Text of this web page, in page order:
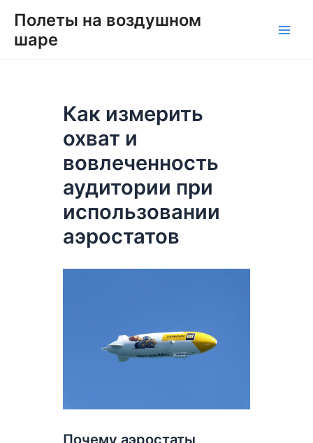
содержимому
Полеты на воздушном
шаре
Как измерить
охват и
вовлеченность
аудитории при
использовании
аэростатов
по
записям